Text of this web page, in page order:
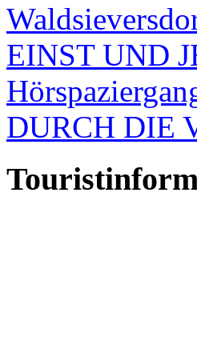
EINST UND
DURCH DIE